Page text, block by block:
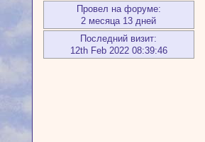
Провел на форуме:
2 месяца 13 дней
Последний визит:
12th Feb 2022 08:39:46